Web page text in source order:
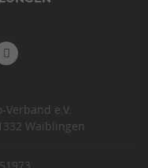
e.V.
Waiblingen